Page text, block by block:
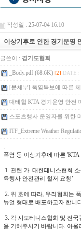
작성일 : 25-07-04 16:10
이상기후로 인한 경기운영
글쓴이 : 경기도협회
_Body.pdf (68.6K) [2] DATE :
[문체부] 폭염특보에 따른
대테협 KTA 경기운영 안전
스포츠행사 운영자를 위한
ITF_Extreme Weather
.
폭염 등 이상기후에 따른
1. 관련 가. 대한테니스협회
육행사 안전관리 철저 요청’
2. 위 호에 따라, 우리협회는
뉴얼 형태로 배포하고자 합니
3. 각 시도테니스협회 및 전
을 기해주시기 바랍니다. 아